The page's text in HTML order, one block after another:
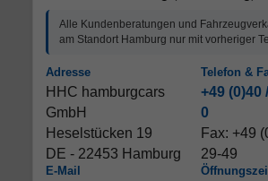
Alle Kundenberatungen und
am Standort Hamburg nur mit vorheriger
Adresse
HHC hamburgcars
GmbH
Heselstücken 19
DE - 22453 Hamburg
Telefon &
+49 (0)40
0
Fax: +49
29-49
E-Mail